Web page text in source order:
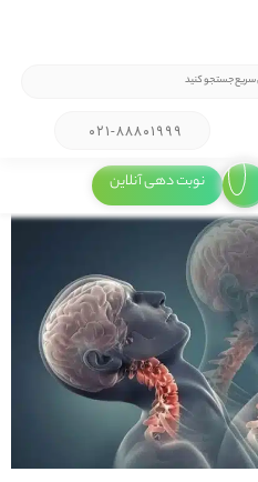
۰۲۱-۸۸۸۰۱۹۹۹
نوبت دهی آنلاین